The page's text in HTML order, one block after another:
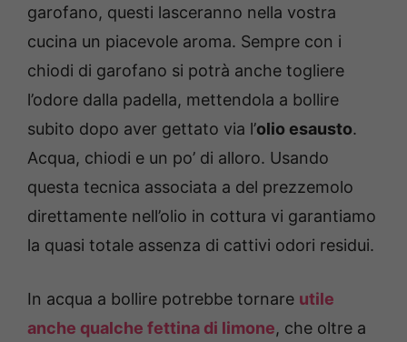
garofano, questi lasceranno nella vostra
cucina un piacevole aroma. Sempre con i
chiodi di garofano si potrà anche togliere
l’odore dalla padella, mettendola a bollire
subito dopo aver gettato via l’olio esausto.
Acqua, chiodi e un po’ di alloro. Usando
questa tecnica associata a del prezzemolo
direttamente nell’olio in cottura vi garantiamo
la quasi totale assenza di cattivi odori residui.
In acqua a bollire potrebbe tornare utile
anche qualche fettina di limone, che oltre a